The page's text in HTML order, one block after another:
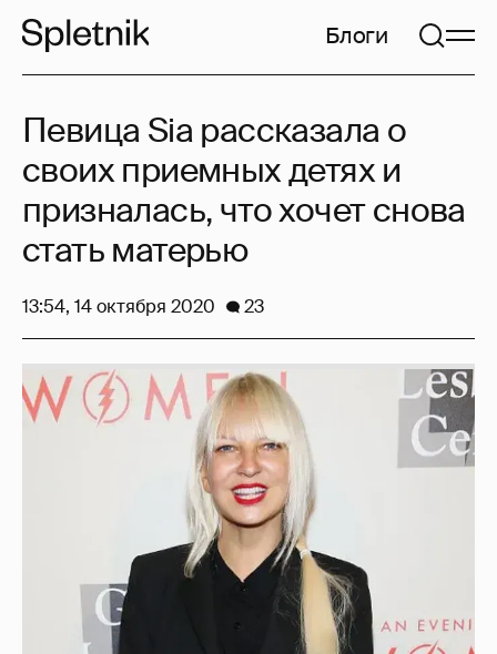
Блоги
Певица Sia рассказала о
своих приемных детях и
призналась, что хочет снова
стать матерью
13:54, 14 октября 2020 23